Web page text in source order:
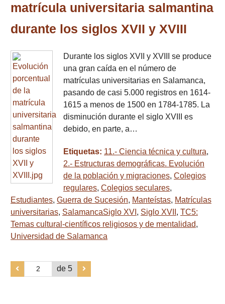
matrícula universitaria salmantina
durante los siglos XVII y XVIII
Durante los siglos XVII y XVIII se produce
una gran caída en el número de
matrículas universitarias en Salamanca,
pasando de casi 5.000 registros en 1614-
1615 a menos de 1500 en 1784-1785. La
disminución durante el siglo XVIII es
debido, en parte, a…
Etiquetas: 11.- Ciencia técnica y cultura,
2.- Estructuras demográficas. Evolución
de la población y migraciones, Colegios
regulares, Colegios seculares,
Estudiantes, Guerra de Sucesión, Manteístas, Matrículas
universitarias, SalamancaSiglo XVI , Siglo XVII , TC5:
Temas cultural-científicos religiosos y de mentalidad,
Universidad de Salamanca
de 5